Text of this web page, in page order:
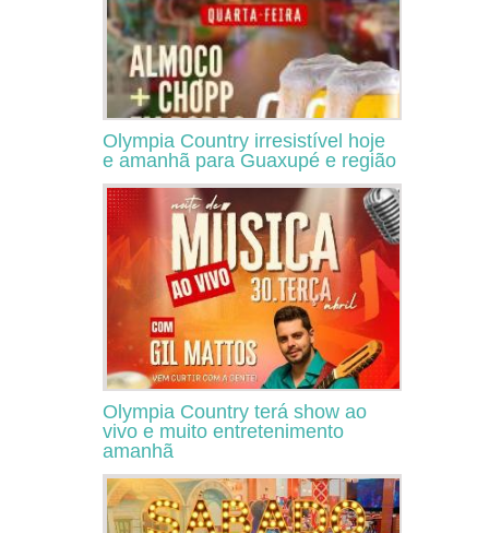
Olympia Country irresistível hoje
e amanhã para Guaxupé e região
Olympia Country terá show ao
vivo e muito entretenimento
amanhã